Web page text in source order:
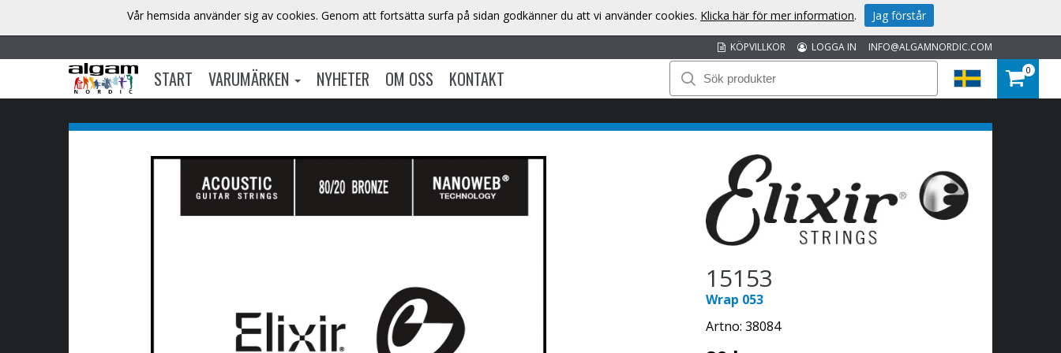
INFO@ALGAMNORDIC.COM
LOGGA IN
KÖPVILLKOR
START VARUMÄRKEN NYHETER OM OSS KONTAKT 0
15153
Wrap 053
Artno: 38084
Vår hemsida använder sig av cookies. Genom att fortsätta surfa på sidan godkänner du att vi använder cookies. Klicka här för mer information. Jag förstår